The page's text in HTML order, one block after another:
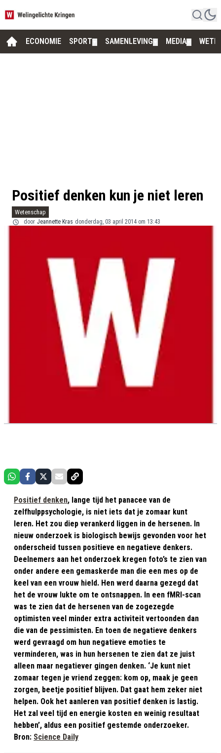
ECONOMIE SPORT SAMENLEVING MEDIA
Positief denken kun je niet leren
Wetenschap
door Jeannette Kras donderdag, 03 april 2014 om 13:43
Positief denken, lange tijd het panacee van de
zelfhulppsychologie, is niet iets dat je zomaar kunt
leren. Het zou diep verankerd liggen in de hersenen. In
nieuw onderzoek is biologisch bewijs gevonden voor het
onderscheid tussen positieve en negatieve denkers.
Deelnemers aan het onderzoek kregen foto’s te zien van
onder andere een gemaskerde man die een mes op de
keel van een vrouw hield. Hen werd daarna gezegd dat
het de vrouw lukte om te ontsnappen. In een fMRI-scan
was te zien dat de hersenen van de zogezegde
optimisten veel minder extra activiteit vertoonden dan
die van de pessimisten. En toen de negatieve denkers
werd gevraagd om hun negatieve emoties te
verminderen, was in hun hersenen te zien dat ze juist
alleen maar negatiever gingen denken. ‘Je kunt niet
zomaar tegen je vriend zeggen: kom op, maak je geen
zorgen, beetje positief blijven. Dat gaat hem zeker niet
helpen. Ook het aanleren van positief denken is lastig.
Het zal veel tijd en energie kosten en weinig resultaat
hebben’, aldus een positief gestemde onderzoeker.
Bron: Science Daily